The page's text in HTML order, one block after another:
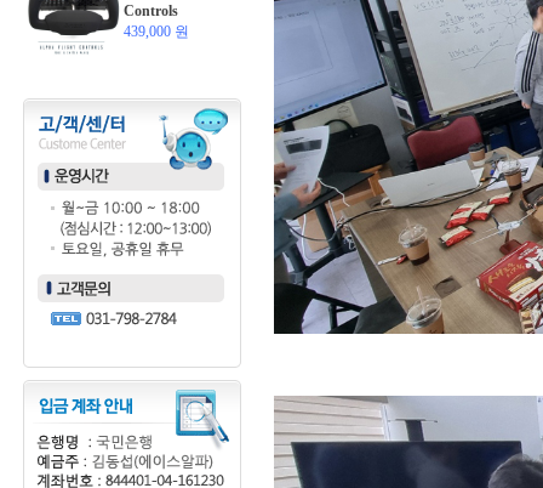
Controls
439,000 원